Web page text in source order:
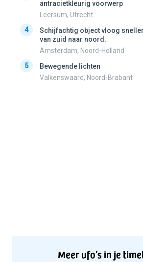
antracietkleurig voorwerp
Leersum, Utrecht
4
Schijfachtig object vloog
van zuid naar noord.
Amsterdam, Noord-Holland
5
Bewegende lichten
Valkenswaard, Noord-Brabant
Meer ufo’s in je